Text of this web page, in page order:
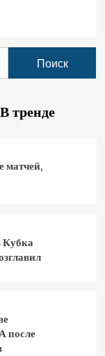
тренде
матчей,
Кубка
после